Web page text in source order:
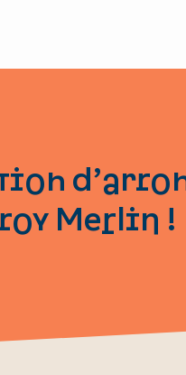
Merlin !